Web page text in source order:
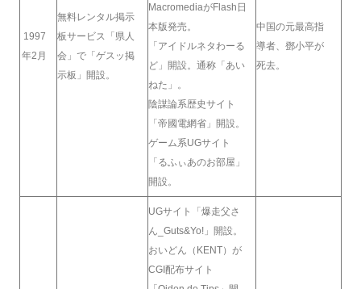
1997
年2月
無料レンタル掲示
板サービス「県人
会」で「ゲスッ掲
示板」開設。
MacromediaがFlash日
本版発売。
「アイドルネタわーる
ど」開設。通称「あい
ねた」。
陰謀論系歴史サイト
「帝國電網省」開設。
ゲーム系UGサイト
「るふぃあのお部屋」
開設。
中国の元最高指
導者、鄧小平が
死去。
UGサイト「爆走父さ
ん_Guts&Yo!」開設。
おいどん（KENT）が
CGI配布サイト